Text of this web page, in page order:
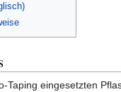
Taping eingesetzten